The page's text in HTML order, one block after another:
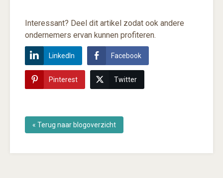
Interessant? Deel dit artikel zodat ook andere
ondernemers ervan kunnen profiteren.
LinkedIn Facebook
Pinterest Twitter
« Terug naar blogoverzicht